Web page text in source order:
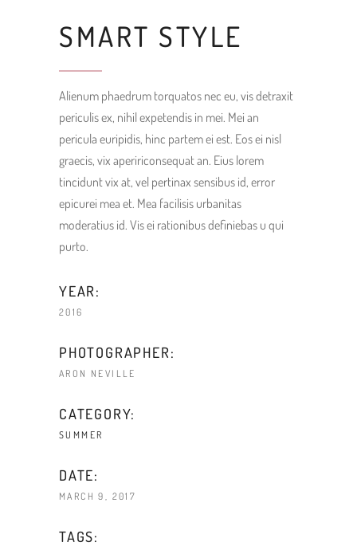
SMART STYLE
Alienum phaedrum torquatos nec eu, vis detraxit
periculis ex, nihil expetendis in mei. Mei an
pericula euripidis, hinc partem ei est. Eos ei nisl
graecis, vix apeririconsequat an. Eius lorem
tincidunt vix at, vel pertinax sensibus id, error
epicurei mea et. Mea facilisis urbanitas
moderatius id. Vis ei rationibus definiebas u qui
purto.
YEAR:
2016
PHOTOGRAPHER:
ARON NEVILLE
CATEGORY:
SUMMER
DATE:
MARCH 9, 2017
TAGS: